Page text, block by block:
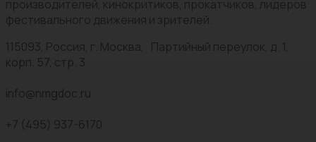
производителей, кинокритиков, прокатчиков, лидеров
фестивального движения и зрителей.
115093, Россия, г. Москва, Партийный переулок, д. 1,
корп. 57, стр. 3
info@nmgdoc.ru
+7 (495) 937-6170